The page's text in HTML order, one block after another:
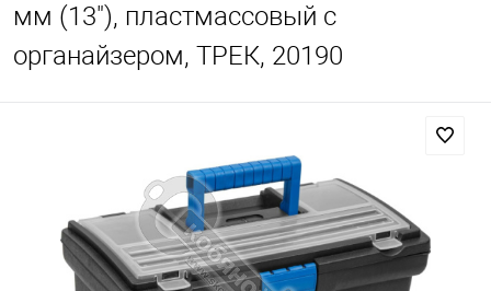
мм (13"), пластмассовый с
органайзером, ТРЕК, 20190